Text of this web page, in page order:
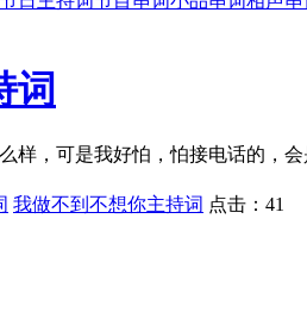
词
，可是我好怕，怕接电话的，
我做不到不想你主持词 点击： 41